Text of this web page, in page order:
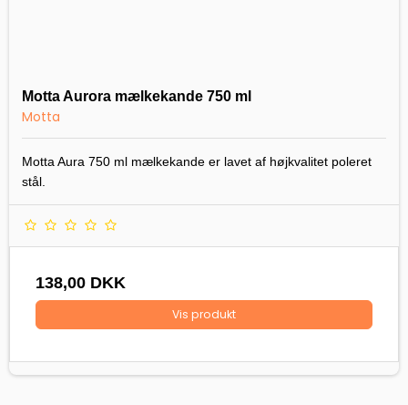
Motta Aurora mælkekande 750 ml
Motta
Motta Aura 750 ml mælkekande er lavet af højkvalitet poleret
stål.
138,00 DKK
Vis produkt